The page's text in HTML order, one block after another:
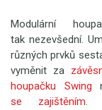
Modulární
tak nezevšední.
různých prvků
vyměnit za
houpačku Swing
se zajištěním.